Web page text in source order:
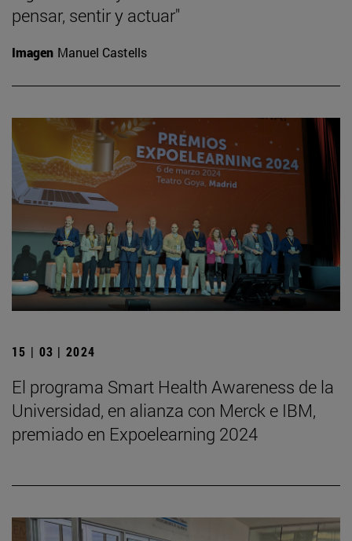
pensar, sentir y actuar"
Imagen Manuel Castells
15 | 03 | 2024
El programa Smart Health Awareness de la
Universidad, en alianza con Merck e IBM,
premiado en Expoelearning 2024